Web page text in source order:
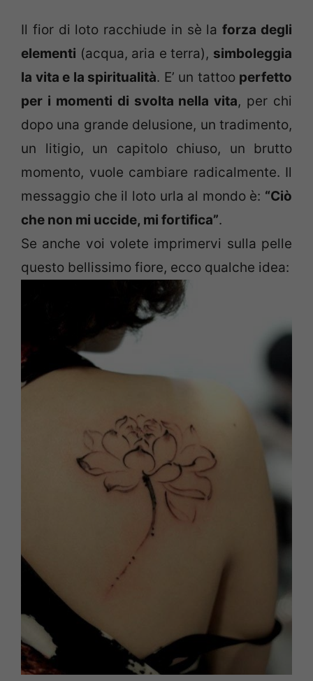
Il fior di loto racchiude in sè laforza degli
elementi (acqua, aria e terra), simboleggia
la vita e la spiritualità. E’ un tattoo perfetto
per i momenti di svolta nella vita, per chi
dopo una grande delusione, un tradimento,
un litigio, un capitolo chiuso, un brutto
momento, vuole cambiare radicalmente. Il
messaggio che il loto urla al mondo è: “Ciò
che non mi uccide, mi fortifica”.
Se anche voi volete imprimervi sulla pelle
questo bellissimo fiore, ecco qualche idea: